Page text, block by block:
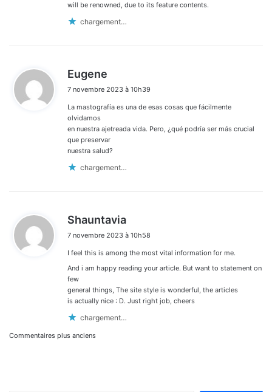
will be renowned, due to its feature contents.
chargement…
Eugene
t
7 novembre 2023 à 10h39
La mastografía es una de esas cosas que fácilmente
olvidamos
en nuestra ajetreada vida. Pero, ¿qué podría ser más crucial
que preservar
nuestra salud?
chargement…
Shauntavia
t
7 novembre 2023 à 10h58
I feel this is among the most vital information for me.
And i am happy reading your article. But want to statement on
few
general things, The site style is wonderful, the articles
is actually nice : D. Just right job, cheers
chargement…
Navigation
Commentaires plus anciens